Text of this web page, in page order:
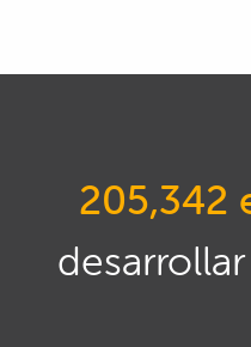
205,342